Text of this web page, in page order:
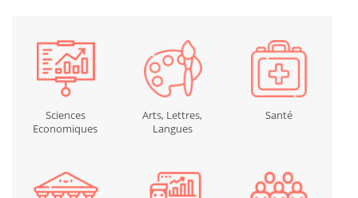
Sciences
Economiques
Arts, Lettres,
Langues
Santé